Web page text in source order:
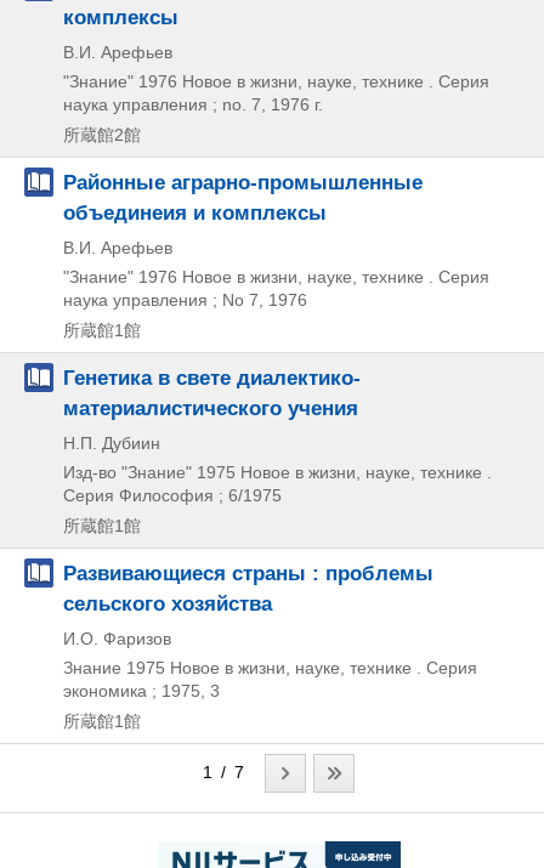
комплексы
В.И. Арефьев
"Знание" 1976 Новое в жизни, науке, технике . Серия
наука управления ; no. 7,
1976 г.
所蔵館2館
Районные аграрно-промышленные
объединеия и комплексы
В.И. Арефьев
"Знание" 1976 Новое в жизни, науке, технике . Серия
наука управления ; No 7,
1976
所蔵館1館
Генетика в свете диалектико-
материалистического учения
Н.П. Дубиин
Изд-во "Знание" 1975 Новое в жизни, науке, технике .
Серия Философия ; 6/1975
所蔵館1館
Развивающиеся страны : проблемы
сельского хозяйства
И.О. Фаризов
Знание 1975 Новое в жизни, науке, технике . Серия
экономика ; 1975, 3
所蔵館1館
1 / 7